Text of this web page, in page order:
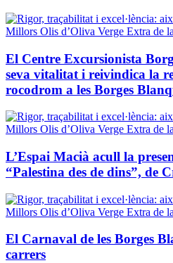
El Centre Excursionista
seva vitalitat i reivindica la
rocodrom a les Borges
L’Espai Macià acull la
“Palestina des de dins”, de
El Carnaval de les Borges
carrers